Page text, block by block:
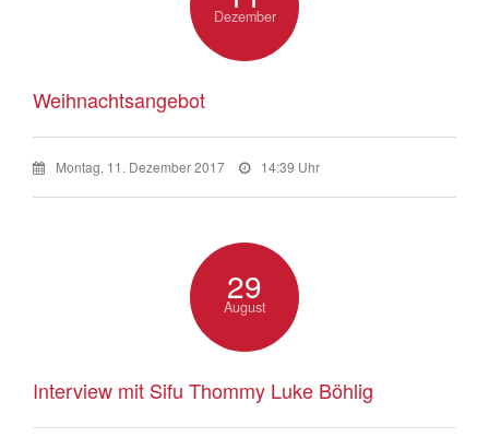
Dezember
Weihnachtsangebot
Montag, 11. Dezember 2017 14:39 Uhr
29
August
Interview mit Sifu Thommy Luke Böhlig